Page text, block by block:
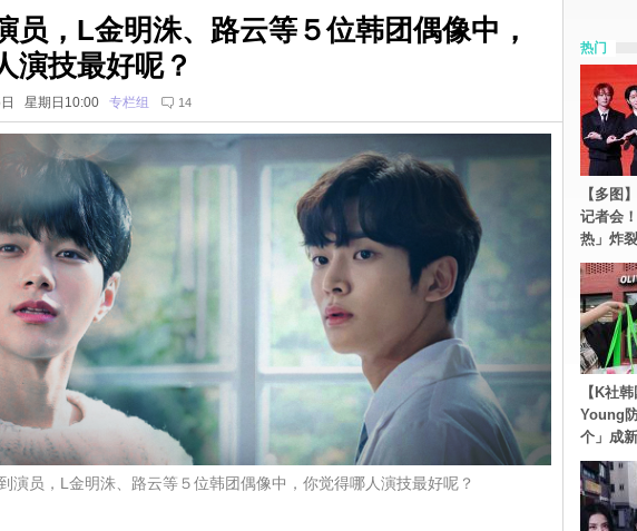
员，L金明洙、路云等５位韩团偶像中，
演技最好呢？
星期日10:00 专栏组 14
演员，L金明洙、路云等５位韩团偶像中，你觉得哪人演技最好呢？
热门
【多图
记者会
热」炸
【K社
Young
个」成